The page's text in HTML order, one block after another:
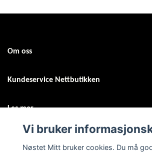
Om oss
Kundeservice Nettbutikken
Les mer
Vi bruker
Nøstet Mitt bruker cookies. Du må